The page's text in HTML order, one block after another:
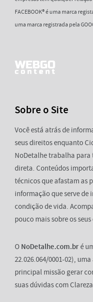
FACEBOOK® é uma marca
uma marca registrada pela
Sobre o Site
Você está atrás de
seus direitos enquanto
NoDetalhe trabalha para
direta. Conteúdos
técnicos que afastam as
informação que serve
condição de vida.
pouco mais sobre os
O NoDetalhe.com.bré
22.026.064/0001-02),
principal missão gerar
suas dúvidas com